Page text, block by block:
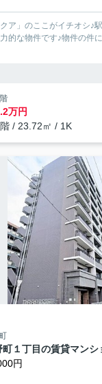
ア」のここがイチオシ♪
的な物件です♪物件の件
万円
/ 23.72㎡ / 1K
１丁目の賃貸マンシ
円